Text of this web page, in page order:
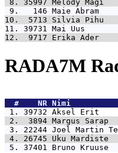
8. 35997 Melody
9.   146 Maie
10.  5713 Silvia Pihu
11. 39731 Mai Uus
12.  9717 Erika Ader
RADA7M
  #    NR
Nimi
1. 39732 Aksel Erit
2.  3894 Margus
3. 22244 Joel Martin
4. 26745 Uku
5. 37401 Bruno